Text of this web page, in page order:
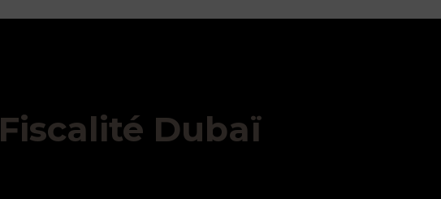
Fiscalité Dubaï